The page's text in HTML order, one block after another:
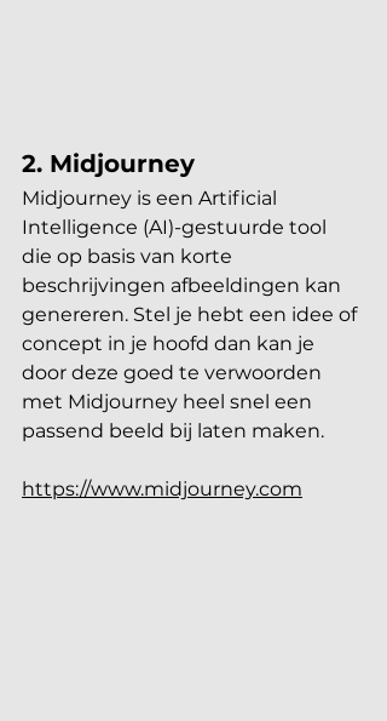
2. Midjourney
Midjourney is een Artificial
Intelligence (AI)-gestuurde tool
die op basis van korte
beschrijvingen afbeeldingen kan
genereren. Stel je hebt een idee of
concept in je hoofd dan kan je
door deze goed te verwoorden
met Midjourney heel snel een
passend beeld bij laten maken.
https://www.midjourney.com